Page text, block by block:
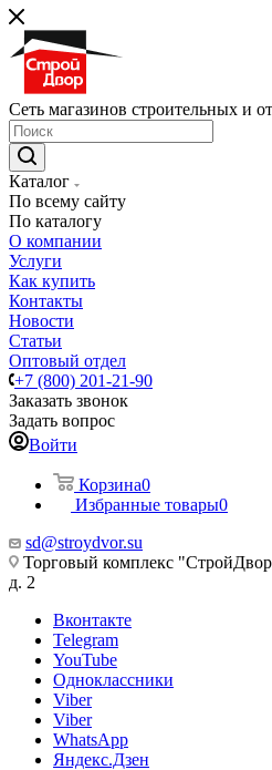
Сеть магазинов строительных и
Каталог
По всему сайту
По каталогу
О компании
Услуги
Как купить
Контакты
Новости
Статьи
Оптовый отдел
+7 (800) 201-21-90
Заказать звонок
Задать вопрос
Войти
Корзина0
Избранные товары0
sd@stroydvor.su
Торговый комплекс
д. 2
Вконтакте
Telegram
YouTube
Одноклассники
Viber
Viber
WhatsApp
Яндекс.Дзен